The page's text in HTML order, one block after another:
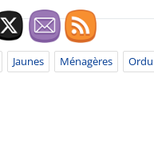
Jaunes Ménagères